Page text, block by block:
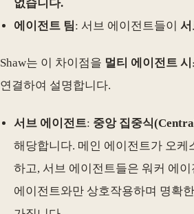
없습니다.
에이전트 팀: 서브 에이전트들이 서
Shaw는 이 차이점을 멀티 에이전트
연결하여 설명합니다.
서브 에이전트: 중앙 집중식
해당합니다. 메인 에이전트가 오케
하고, 서브 에이전트들은 워커 에
에이전트와만 상호작용하며 명확